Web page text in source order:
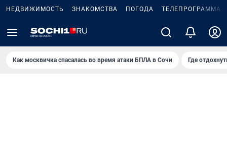
НЕДВИЖИМОСТЬ ЗНАКОМСТВА ПОГОДА ТЕЛЕПРОГРАММА
Как москвичка спасалась во время атаки БПЛА в Сочи Где